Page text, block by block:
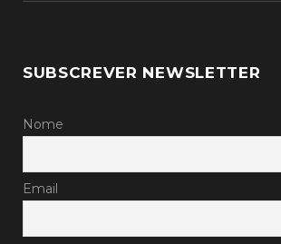
SUBSCREVER NEWSLETTER
Nome
Email